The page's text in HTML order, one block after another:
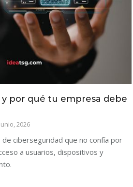
y por qué tu empresa debe
2026
ciberseguridad que no confía por
a usuarios, dispositivos y